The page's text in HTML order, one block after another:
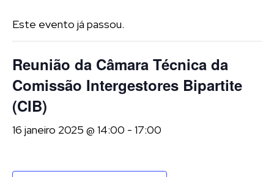
Este evento já passou.
Reunião da Câmara Técnica da
Comissão Intergestores Bipartite
(CIB)
16 janeiro 2025 @ 14:00 - 17:00